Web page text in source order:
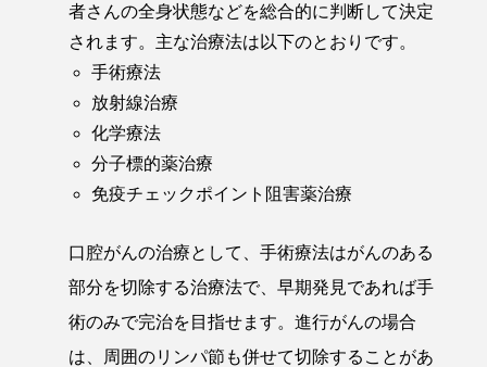
者さんの全身状態などを総合的に判断して決定
されます。主な治療法は以下のとおりです。
手術療法
放射線治療
化学療法
分子標的薬治療
免疫チェックポイント阻害薬治療
口腔がんの治療として、手術療法はがんのある
部分を切除する治療法で、早期発見であれば手
術のみで完治を目指せます。進行がんの場合
は、周囲のリンパ節も併せて切除することがあ